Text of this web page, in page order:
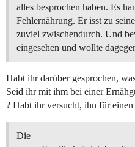
alles besprochen haben. Es
Fehlernährung. Er isst zu
zuviel zwischendurch. Und
eingesehen und wollte
Habt ihr darüber gesprochen,
Seid ihr mit ihm bei einer
? Habt ihr versucht, ihn für
Die